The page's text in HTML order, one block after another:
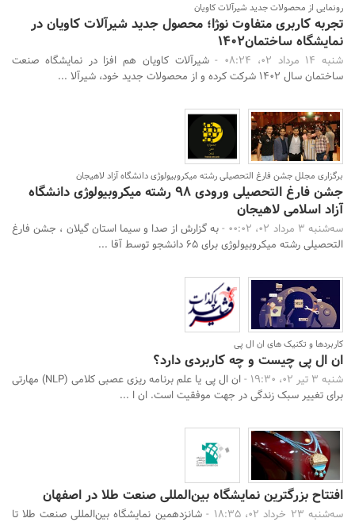
رونمایی از محصولات جدید شیرآلات کاویان
تجربه کاربری متفاوت نوژا؛ محصول جدید شیرآلات کاویان در
نمایشگاه ساختمان1402
شنبه 14 مرداد 02، 08:24 -
شیرآلات کاویان هم افزا در نمایشگاه صنعت
ساختمان سال 1402 شرکت کرده و از محصولات جدید خود، شیرآلا ...
برگزاری مجلل جشن فارغ التحصیلی رشته میکروبیولوژی دانشگاه آزاد لاهیجان
جشن فارغ التحصیلی ورودی ۹۸ رشته میکروبیولوژی دانشگاه
آزاد اسلامی لاهیجان
سه‌شنبه 3 مرداد 02، 00:02 -
به گزارش از صدا و سیما استان گیلان ، جشن فارغ
التحصیلی رشته میکروبیولوژی برای ۶۵ دانشجو توسط آقا ...
کاربردها و تکنیک های ان ال پی
ان ال پی چیست و چه کاربردی دارد؟
شنبه 3 تیر 02، 19:30 -
ان ال پی یا علم برنامه ریزی عصبی کلامی (NLP) مهارتی
برای تغییر سبک زندگی در جهت موفقیت است. ان ا ...
افتتاح بزرگترین نمایشگاه بین‌المللی صنعت طلا در اصفهان
سه‌شنبه 23 خرداد 02، 18:35 -
شانزدهمین نمایشگاه بین‌المللی صنعت طلا تا